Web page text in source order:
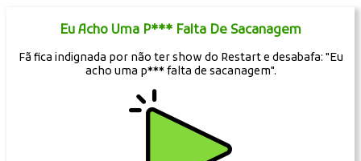
Eu Acho Uma P*** Falta De Sacanagem
Fã fica indignada por não ter show do Restart e desabafa: "Eu
acho uma p*** falta de sacanagem".